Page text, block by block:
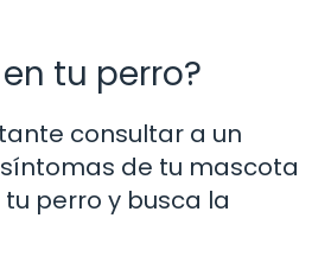
tu perro?
consultar a un
de tu mascota
perro y busca la